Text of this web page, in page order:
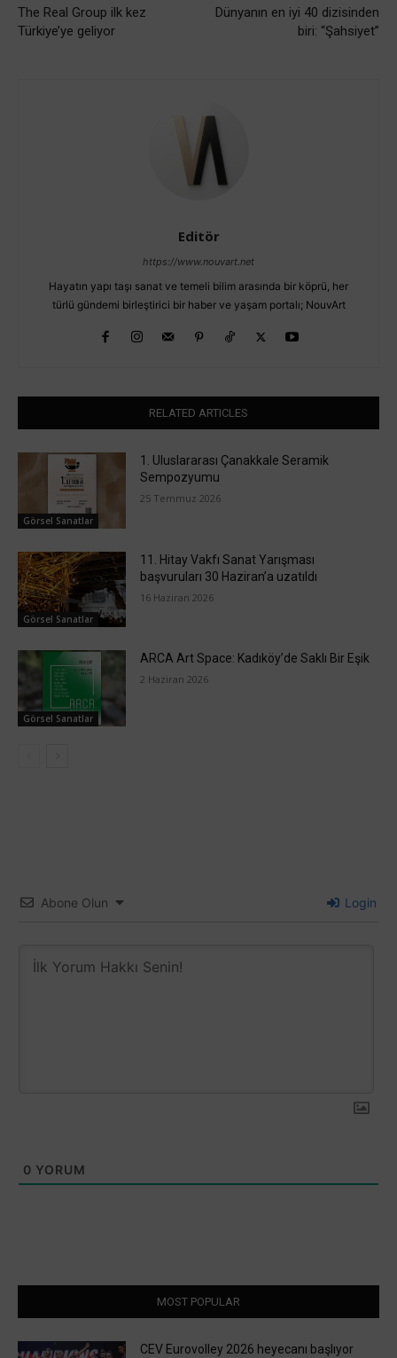
The Real Group ilk kez
Türkiye’ye geliyor
Dünyanın en iyi 40 dizisinden
biri: “Şahsiyet”
Editör
https://www.nouvart.net
Hayatın yapı taşı sanat ve temeli bilim arasında bir köprü, her
türlü gündemi birleştirici bir haber ve yaşam portalı; NouvArt
RELATED ARTICLES
Görsel Sanatlar
1. Uluslararası Çanakkale Seramik
Sempozyumu
25 Temmuz 2026
Görsel Sanatlar
11. Hitay Vakfı Sanat Yarışması
başvuruları 30 Haziran’a uzatıldı
16 Haziran 2026
Görsel Sanatlar
ARCA Art Space: Kadıköy’de Saklı Bir Eşik
2 Haziran 2026
Abone Olun Login
0 YORUM
MOST POPULAR
CEV Eurovolley 2026 heyecanı başlıyor